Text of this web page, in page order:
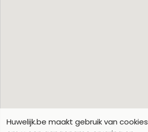
Huwelijk.be maakt gebruik van cookies